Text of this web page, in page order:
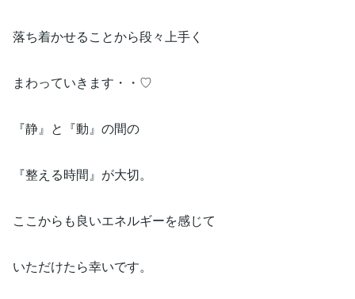
落ち着かせることから段々上手く
まわっていきます・・♡
『静』と『動』の間の
『整える時間』が大切。
ここからも良いエネルギーを感じて
いただけたら幸いです。